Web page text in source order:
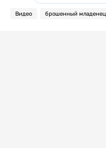
Видео брошенный младенец